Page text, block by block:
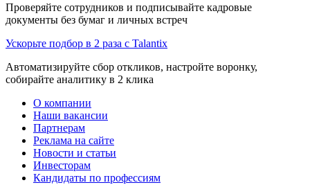
Проверяйте сотрудников и подписывайте кадровые
документы без бумаг и личных встреч
Ускорьте подбор в 2 раза с Talantix
Автоматизируйте сбор откликов, настройте воронку,
собирайте аналитику в 2 клика
О компании
Наши вакансии
Партнерам
Реклама на сайте
Новости и статьи
Инвесторам
Кандидаты по профессиям